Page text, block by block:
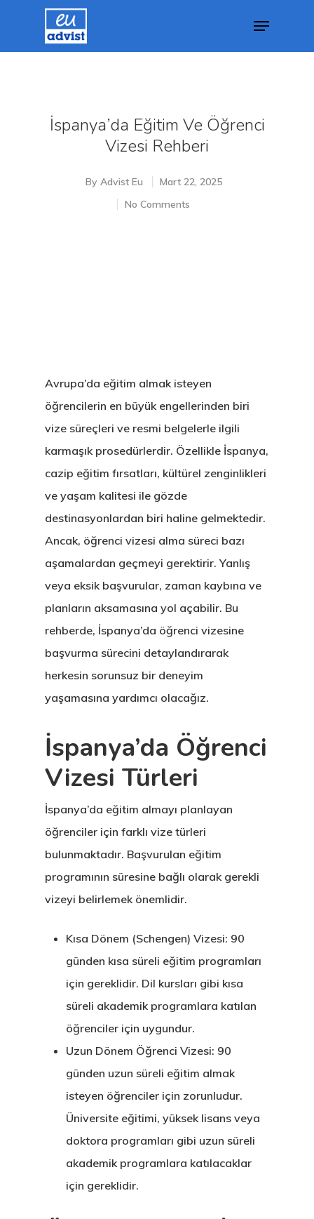
İspanya’da Eğitim Ve Öğrenci
Vizesi Rehberi
By Advist Eu
Mart 22, 2025
No Comments
Avrupa’da eğitim almak isteyen
öğrencilerin en büyük engellerinden biri
vize süreçleri ve resmi belgelerle ilgili
karmaşık prosedürlerdir. Özellikle İspanya,
cazip eğitim fırsatları, kültürel zenginlikleri
ve yaşam kalitesi ile gözde
destinasyonlardan biri haline gelmektedir.
Ancak, öğrenci vizesi alma süreci bazı
aşamalardan geçmeyi gerektirir. Yanlış
veya eksik başvurular, zaman kaybına ve
planların aksamasına yol açabilir. Bu
rehberde, İspanya’da öğrenci vizesine
başvurma sürecini detaylandırarak
herkesin sorunsuz bir deneyim
yaşamasına yardımcı olacağız.
İspanya’da Öğrenci
Vizesi Türleri
İspanya’da eğitim almayı planlayan
öğrenciler için farklı vize türleri
bulunmaktadır. Başvurulan eğitim
programının süresine bağlı olarak gerekli
vizeyi belirlemek önemlidir.
Kısa Dönem (Schengen) Vizesi: 90
günden kısa süreli eğitim programları
için gereklidir. Dil kursları gibi kısa
süreli akademik programlara katılan
öğrenciler için uygundur.
Uzun Dönem Öğrenci Vizesi: 90
günden uzun süreli eğitim almak
isteyen öğrenciler için zorunludur.
Üniversite eğitimi, yüksek lisans veya
doktora programları gibi uzun süreli
akademik programlara katılacaklar
için gereklidir.